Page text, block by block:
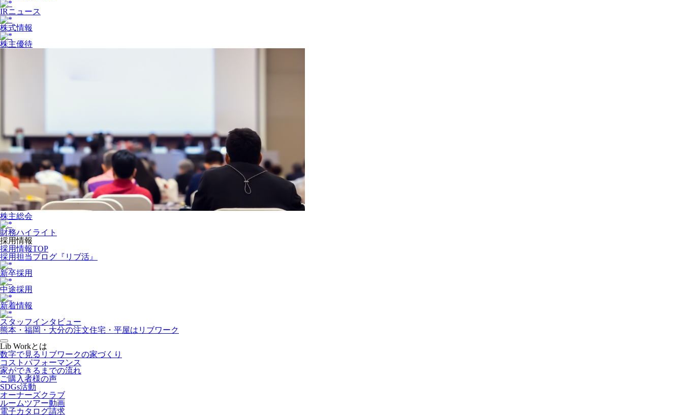
IRニュース
株式情報
株主優待
株主総会
財務ハイライト
採用情報
採用情報TOP
採用担当ブログ『リブ活』
新卒採用
中途採用
新着情報
スタッフインタビュー
熊本・福岡・大分の注文住宅・平屋はリブワーク
Lib Workとは
数字で見るリブワークの家づくり
コストパフォーマンス
家ができるまでの流れ
ご購入者様の声
SDGs活動
オーナーズクラブ
ルームツアー動画
電子カタログ請求